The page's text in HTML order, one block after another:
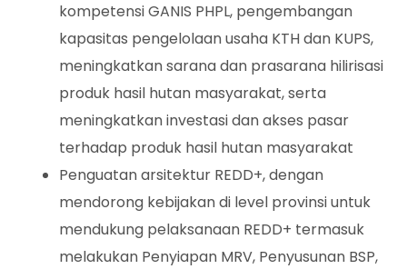
kompetensi GANIS PHPL, pengembangan
kapasitas pengelolaan usaha KTH dan KUPS,
meningkatkan sarana dan prasarana hilirisasi
produk hasil hutan masyarakat, serta
meningkatkan investasi dan akses pasar
terhadap produk hasil hutan masyarakat
Penguatan arsitektur REDD+, dengan
mendorong kebijakan di level provinsi untuk
mendukung pelaksanaan REDD+ termasuk
melakukan Penyiapan MRV, Penyusunan BSP,